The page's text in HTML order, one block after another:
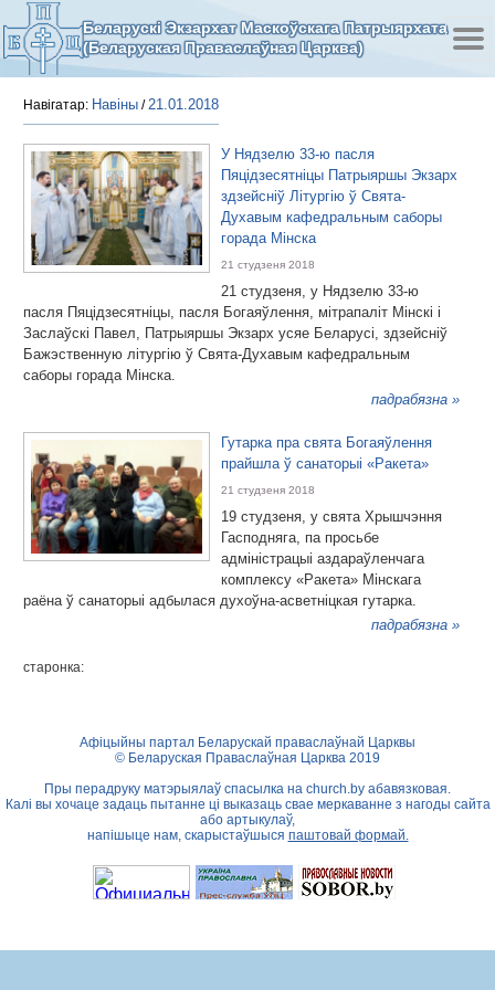
Беларускі Экзархат Маскоўскага Патрыярхата
(Беларуская Праваслаўная Царква)
Навігатар: Навіны /21.01.2018
У Нядзелю 33-ю пасля
Пяцідзесятніцы Патрыяршы Экзарх
здзейсніў Літургію ў Свята-
Духавым кафедральным саборы
горада Мінска
21 студзеня 2018
21 студзеня, у Нядзелю 33-ю
пасля Пяцідзесятніцы, пасля Богаяўлення, мітрапаліт Мінскі і
Заслаўскі Павел, Патрыяршы Экзарх усяе Беларусі, здзейсніў
Бажэственную літургію ў Свята-Духавым кафедральным
саборы горада Мінска.
падрабязна »
Гутарка пра свята Богаяўлення
прайшла ў санаторыі «Ракета»
21 студзеня 2018
19 студзеня, у свята Хрышчэння
Гасподняга, па просьбе
адміністрацыі аздараўленчага
комплексу «Ракета» Мінскага
раёна ў санаторыі адбылася духоўна-асветніцкая гутарка.
падрабязна »
старонка:
Афіцыйны партал Беларускай праваслаўнай Царквы
© Беларуская Праваслаўная Царква 2019
Пры перадруку матэрыялаў спасылка на church.by абавязковая.
Калі вы хочаце задаць пытанне ці выказаць свае меркаванне з нагоды сайта
або артыкулаў,
напішыце нам, скарыстаўшыся паштовай формай.